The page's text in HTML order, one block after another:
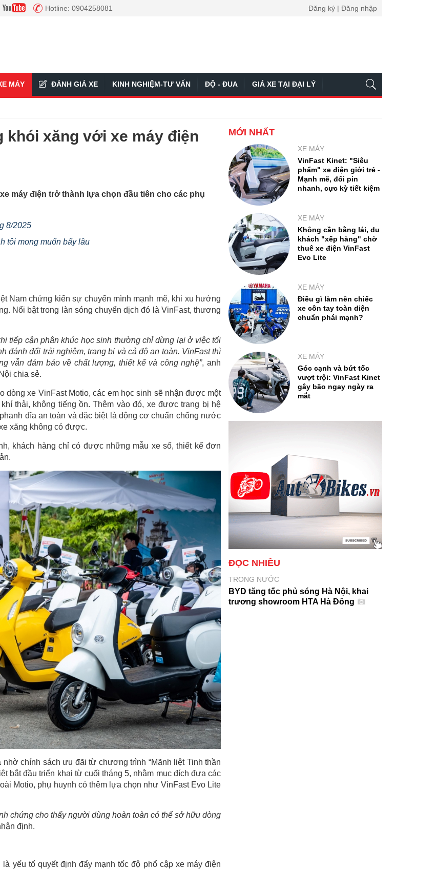
Hotline: 0904258081 Đăng ký | Đăng nhập
MÁY ĐÁNH GIÁ XE KINH NGHIỆM-TƯ VẤN ĐỘ - ĐUA GIÁ XE TẠI ĐẠI LÝ
khói xăng với xe máy điện
máy điện trở thành lựa chọn đầu tiên cho các phụ
8/2025
tôi mong muốn bấy lâu
Nam chứng kiến sự chuyển mình mạnh mẽ, khi xu hướng
Nổi bật trong làn sóng chuyển dịch đó là VinFast, thương
tiếp cận phân khúc học sinh thường chỉ dừng lại ở việc tối
đánh đổi trải nghiệm, trang bị và cả độ an toàn. VinFast thì
vẫn đảm bảo về chất lượng, thiết kế và công nghệ”, anh
chia sẻ.
xe VinFast Motio, các em học sinh sẽ nhận được một
thải, không tiếng ồn. Thêm vào đó, xe được trang bị hệ
đĩa an toàn và đặc biệt là động cơ chuẩn chống nước
xăng không có được.
khách hàng chỉ có được những mẫu xe số, thiết kế đơn
chính sách ưu đãi từ chương trình “Mãnh liệt Tinh thần
bắt đầu triển khai từ cuối tháng 5, nhằm mục đích đưa các
Motio, phụ huynh có thêm lựa chọn như VinFast Evo Lite
chứng cho thấy người dùng hoàn toàn có thể sở hữu dòng
định.
yếu tố quyết định đẩy mạnh tốc độ phổ cập xe máy điện
MỚI NHẤT
XE MÁY
VinFast Kinet: "Siêu
phẩm" xe điện giới trẻ -
Mạnh mẽ, đổi pin
nhanh, cực kỳ tiết kiệm
XE MÁY
Không cần bằng lái, du
khách "xếp hàng" chờ
thuê xe điện VinFast
Evo Lite
XE MÁY
Điều gì làm nên chiếc
xe côn tay toàn diện
chuẩn phái mạnh?
XE MÁY
Góc cạnh và bứt tốc
vượt trội: VinFast Kinet
gây bão ngay ngày ra
mắt
ĐỌC NHIỀU
TRONG NƯỚC
BYD tăng tốc phủ sóng Hà Nội, khai
trương showroom HTA Hà Đông